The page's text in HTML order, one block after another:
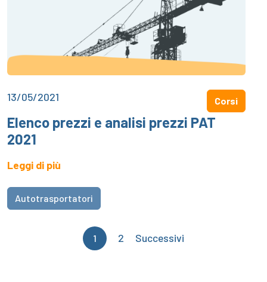
13/05/2021 Corsi
Elenco prezzi e analisi prezzi PAT
2021
Leggi di più
Autotrasportatori
Paginazione
1 2 Successivi